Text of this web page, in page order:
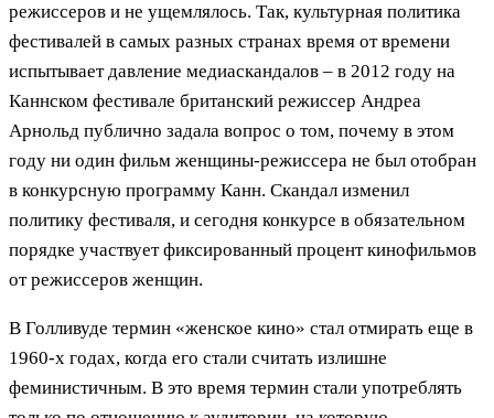
режиссеров и не ущемлялось. Так, культурная политика
фестивалей в самых разных странах время от времени
испытывает давление медиаскандалов – в 2012 году на
Каннском фестивале британский режиссер Андреа
Арнольд публично задала вопрос о том, почему в этом
году ни один фильм женщины-режиссера не был отобран
в конкурсную программу Канн. Скандал изменил
политику фестиваля, и сегодня конкурсе в обязательном
порядке участвует фиксированный процент кинофильмов
от режиссеров женщин.
В Голливуде термин «женское кино» стал отмирать еще в
1960-х годах, когда его стали считать излишне
феминистичным. В это время термин стали употреблять